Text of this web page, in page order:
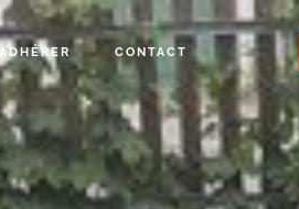
ADHÉRER CONTACT